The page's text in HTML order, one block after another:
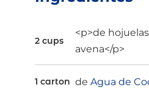
2 cups
<p>de
avena</p>
1 carton de Agua de